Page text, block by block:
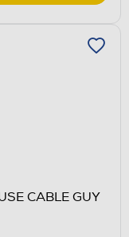
CABLE GUY